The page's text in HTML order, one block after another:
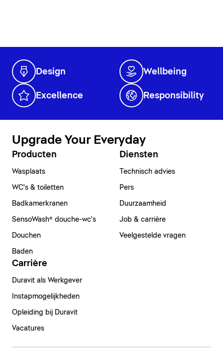
Design Wellbeing
Excellence Responsibility
Upgrade Your Everyday
Producten
Wasplaats
WC's & toiletten
Badkamerkranen
SensoWash® douche-wc's
Douchen
Baden
Diensten
Technisch advies
Pers
Duurzaamheid
Job & carrière
Veelgestelde vragen
Carrière
Duravit als Werkgever
Instapmogelijkheden
Opleiding bij Duravit
Vacatures